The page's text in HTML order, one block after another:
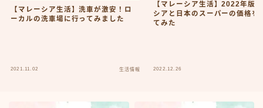
【マレーシア生活】洗車が激安！ロ
ーカルの洗車場に行ってみました
2021.11.02 生活情報
【マレーシア生活】2022年版
シアと日本のスーパーの価格を
てみた
2022.12.26